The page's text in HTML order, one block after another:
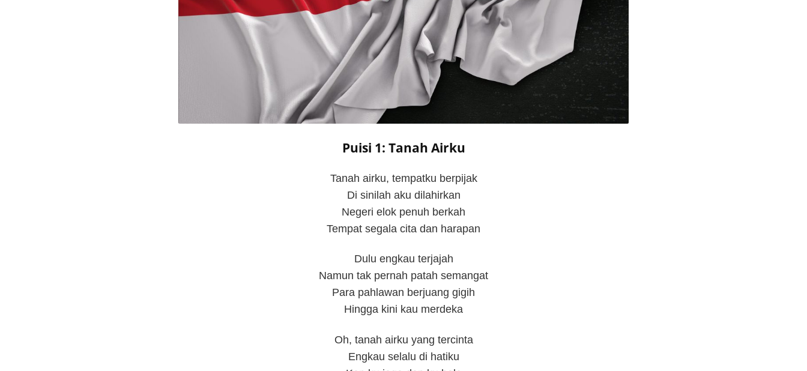
Puisi 1: Tanah Airku
Tanah airku, tempatku berpijak
Di sinilah aku dilahirkan
Negeri elok penuh berkah
Tempat segala cita dan harapan
Dulu engkau terjajah
Namun tak pernah patah semangat
Para pahlawan berjuang gigih
Hingga kini kau merdeka
Oh, tanah airku yang tercinta
Engkau selalu di hatiku